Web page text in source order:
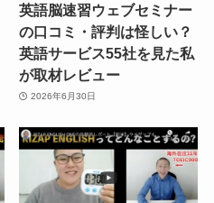
英語脳速習ウェブセミナー
の口コミ・評判は怪しい？
英語サービス55社を見た私
が取材レビュー
2026年6月30日